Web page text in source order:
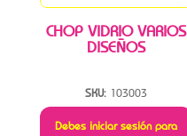
CHOP VIDRIO VARIOS
DISEÑOS
SKU: 103003
Debes iniciar sesión para